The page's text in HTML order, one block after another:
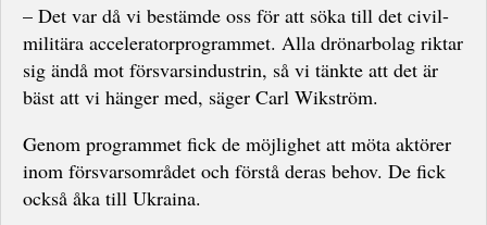
– Det var då vi bestämde oss för att söka till det civil-
militära acceleratorprogrammet. Alla drönarbolag riktar
sig ändå mot försvarsindustrin, så vi tänkte att det är
bäst att vi hänger med, säger Carl Wikström.
Genom programmet fick de möjlighet att möta aktörer
inom försvarsområdet och förstå deras behov. De fick
också åka till Ukraina.